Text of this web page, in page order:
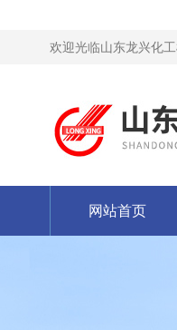
欢迎光临山东龙兴化
网站首页